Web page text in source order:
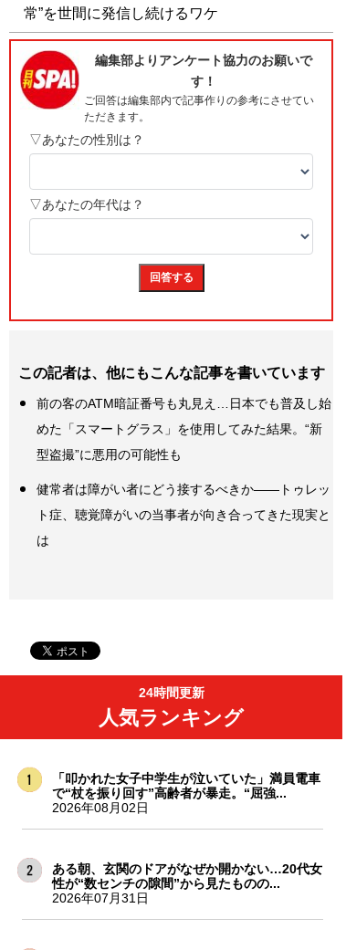
常”を世間に発信し続けるワケ
この記者は、他にもこんな記事を書いています
前の客のATM暗証番号も丸見え…日本でも普及し始
めた「スマートグラス」を使用してみた結果。“新
型盗撮”に悪用の可能性も
健常者は障がい者にどう接するべきか——トゥレッ
ト症、聴覚障がいの当事者が向き合ってきた現実と
は
24時間更新
人気ランキング
「叩かれた女子中学生が泣いていた」満員電車
で“杖を振り回す”高齢者が暴走。“屈強...
2026年08月02日
ある朝、玄関のドアがなぜか開かない…20代女
性が“数センチの隙間”から見たものの...
2026年07月31日